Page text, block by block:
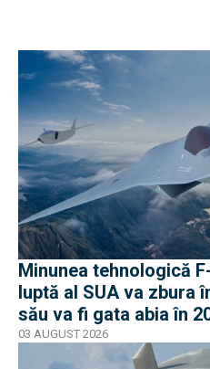
Minunea tehnologică
luptă al SUA va zbura
său va fi gata abia în
03 AUGUST 2026